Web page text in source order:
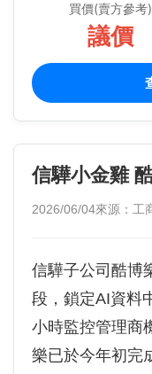
買價(賣方參考)
議價
信驊小金雞
2026/06/04來源：工
信驊子公司酷博
段，鎖定AI資料
小時監控管理商
樂已於今年初完